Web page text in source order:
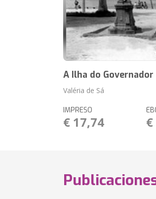
A Ilha do
Valéria de Sá
IMPRESO
€ 17,74